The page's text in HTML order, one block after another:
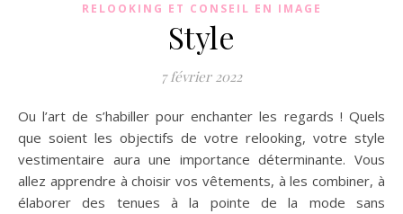
RELOOKING ET CONSEIL EN IMAGE
Style
7 février 2022
Ou l’art de s’habiller pour enchanter les regards ! Quels
que soient les objectifs de votre relooking, votre style
vestimentaire aura une importance déterminante. Vous
allez apprendre à choisir vos vêtements, à les combiner, à
élaborer des tenues à la pointe de la mode sans